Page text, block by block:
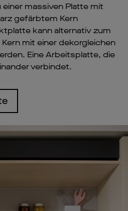
massiven Platte mit
gefärbtem Kern
kann alternativ zum
mit einer dekorgleichen
Eine Arbeitsplatte, die
verbindet.